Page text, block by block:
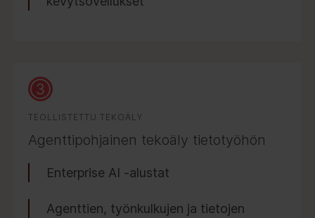
TEOLLISTETTU TEKOÄLY
Agenttipohjainen tekoäly tietotyöhön
Enterprise AI -alustat
Agenttien, työnkulkujen ja tietojen